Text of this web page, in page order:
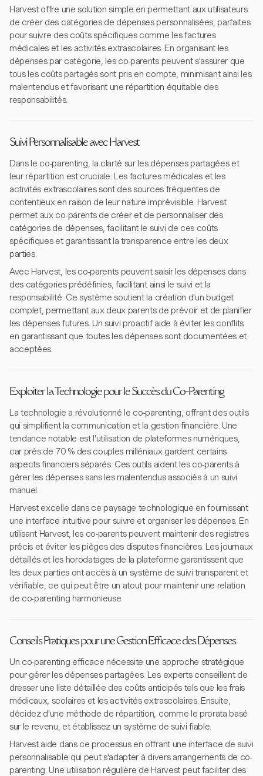
Harvest offre une solution simple en permettant aux utilisateurs
de créer des catégories de dépenses personnalisées, parfaites
pour suivre des coûts spécifiques comme les factures
médicales et les activités extrascolaires. En organisant les
dépenses par catégorie, les co-parents peuvent s'assurer que
tous les coûts partagés sont pris en compte, minimisant ainsi les
malentendus et favorisant une répartition équitable des
responsabilités.
Suivi Personnalisable avec Harvest
Dans le co-parenting, la clarté sur les dépenses partagées et
leur répartition est cruciale. Les factures médicales et les
activités extrascolaires sont des sources fréquentes de
contentieux en raison de leur nature imprévisible. Harvest
permet aux co-parents de créer et de personnaliser des
catégories de dépenses, facilitant le suivi de ces coûts
spécifiques et garantissant la transparence entre les deux
parties.
Avec Harvest, les co-parents peuvent saisir les dépenses dans
des catégories prédéfinies, facilitant ainsi le suivi et la
responsabilité. Ce système soutient la création d'un budget
complet, permettant aux deux parents de prévoir et de planifier
les dépenses futures. Un suivi proactif aide à éviter les conflits
en garantissant que toutes les dépenses sont documentées et
acceptées.
Exploiter la Technologie pour le Succès du Co-Parenting
La technologie a révolutionné le co-parenting, offrant des outils
qui simplifient la communication et la gestion financière. Une
tendance notable est l'utilisation de plateformes numériques,
car près de 70 % des couples milléniaux gardent certains
aspects financiers séparés. Ces outils aident les co-parents à
gérer les dépenses sans les malentendus associés à un suivi
manuel.
Harvest excelle dans ce paysage technologique en fournissant
une interface intuitive pour suivre et organiser les dépenses. En
utilisant Harvest, les co-parents peuvent maintenir des registres
précis et éviter les pièges des disputes financières. Les journaux
détaillés et les horodatages de la plateforme garantissent que
les deux parties ont accès à un système de suivi transparent et
vérifiable, ce qui peut être un atout pour maintenir une relation
de co-parenting harmonieuse.
Conseils Pratiques pour une Gestion Efficace des Dépenses
Un co-parenting efficace nécessite une approche stratégique
pour gérer les dépenses partagées. Les experts conseillent de
dresser une liste détaillée des coûts anticipés tels que les frais
médicaux, scolaires et les activités extrascolaires. Ensuite,
décidez d'une méthode de répartition, comme le prorata basé
sur le revenu, et établissez un système de suivi fiable.
Harvest aide dans ce processus en offrant une interface de suivi
personnalisable qui peut s'adapter à divers arrangements de co-
parenting. Une utilisation régulière de Harvest peut faciliter des